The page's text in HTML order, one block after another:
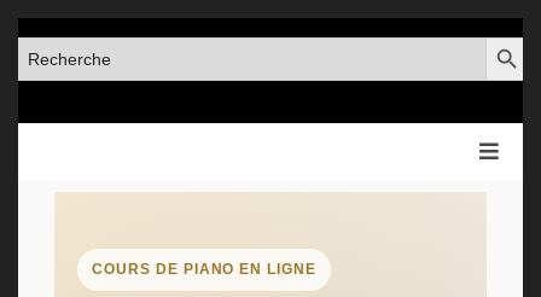
SEARCH
FOR:
SEARCH
COURS DE PIANO EN LIGNE